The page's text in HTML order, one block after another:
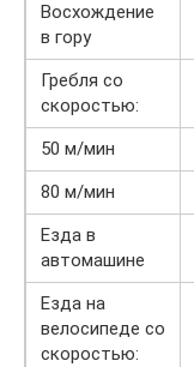
Восхождение
в гору
Гребля со
скоростью:
50 м/мин
80 м/мин
Езда в
автомашине
Езда на
велосипеде со
скоростью: